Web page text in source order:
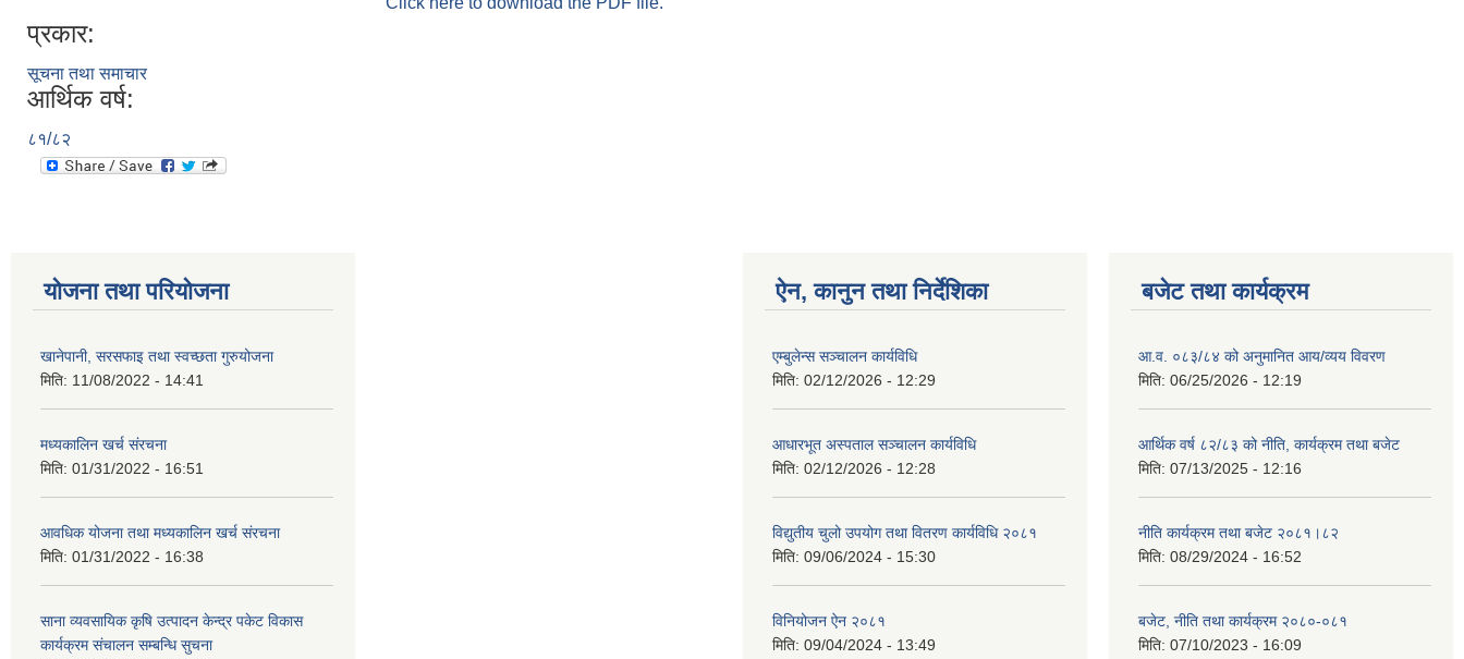
प्रकार:
सूचना तथा समाचार
आर्थिक वर्ष:
८१/८२
योजना तथा परियोजना
खानेपानी, सरसफाइ तथा स्वच्छता गुरुयोजना
मिति: 11/08/2022 - 14:41
मध्यकालिन खर्च संरचना
मिति: 01/31/2022 - 16:51
आवधिक योजना तथा मध्यकालिन खर्च संरचना
मिति: 01/31/2022 - 16:38
साना व्यवसायिक कृषि उत्पादन केन्द्र पकेट विकास
कार्यक्रम संचालन सम्बन्धि सुचना
ऐन, कानुन तथा निर्देशिका
एम्बुलेन्स सञ्चालन कार्यविधि
मिति: 02/12/2026 - 12:29
आधारभूत अस्पताल सञ्चालन कार्यविधि
मिति: 02/12/2026 - 12:28
विद्युतीय चुलो उपयोग तथा वितरण कार्यविधि २०८१
मिति: 09/06/2024 - 15:30
विनियोजन ऐन २०८१
मिति: 09/04/2024 - 13:49
बजेट तथा कार्यक्रम
आ.व. ०८३/८४ को अनुमानित आय/व्यय विवरण
मिति: 06/25/2026 - 12:19
आर्थिक वर्ष ८२/८३ को नीति, कार्यक्रम तथा बजेट
मिति: 07/13/2025 - 12:16
नीति कार्यक्रम तथा बजेट २०८१।८२
मिति: 08/29/2024 - 16:52
बजेट, नीति तथा कार्यक्रम २०८०-०८१
मिति: 07/10/2023 - 16:09